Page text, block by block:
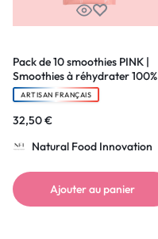
Pack de 10 smoothies PINK |
Smoothies à réhydrater 100%
pur fruit
ARTISAN FRANÇAIS
32,50€
Natural Food Innovation
Ajouter au panier